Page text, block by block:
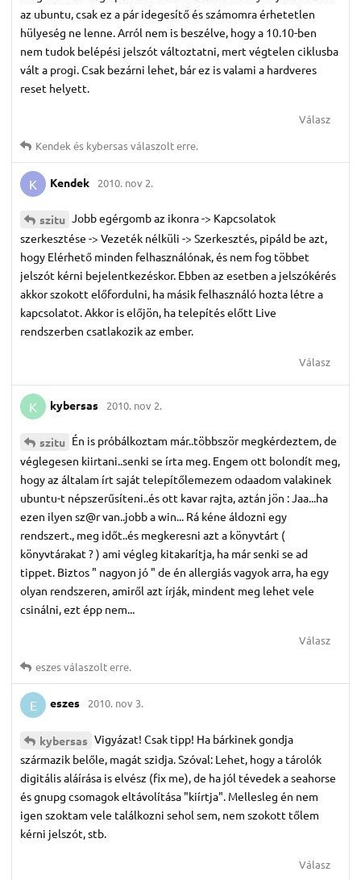
az ubuntu, csak ez a pár idegesítő és számomra érhetetlen
hülyeség ne lenne. Arról nem is beszélve, hogy a 10.10-ben
nem tudok belépési jelszót változtatni, mert végtelen ciklusba
vált a progi. Csak bezárni lehet, bár ez is valami a hardveres
reset helyett.
Válasz
Kendek és kybersasválaszolt erre.
K Kendek 2010. nov 2.
szitu Jobb egérgomb az ikonra -> Kapcsolatok
szerkesztése -> Vezeték nélküli -> Szerkesztés, pipáld be azt,
hogy Elérhető minden felhasználónak, és nem fog többet
jelszót kérni bejelentkezéskor. Ebben az esetben a jelszókérés
akkor szokott előfordulni, ha másik felhasználó hozta létre a
kapcsolatot. Akkor is előjön, ha telepítés előtt Live
rendszerben csatlakozik az ember.
Válasz
K kybersas 2010. nov 2.
szitu Én is próbálkoztam már..többször megkérdeztem, de
véglegesen kiirtani..senki se írta meg. Engem ott bolondít meg,
hogy az általam írt saját telepítőlemezem odaadom valakinek
ubuntu-t népszerűsíteni..és ott kavar rajta, aztán jön : Jaa...ha
ezen ilyen sz@r van..jobb a win... Rá kéne áldozni egy
rendszert., meg időt..és megkeresni azt a könyvtárt (
könyvtárakat ? ) ami végleg kitakarítja, ha már senki se ad
tippet. Biztos " nagyon jó " de én allergiás vagyok arra, ha egy
olyan rendszeren, amiről azt írják, mindent meg lehet vele
csinálni, ezt épp nem...
Válasz
eszesválaszolt erre.
E eszes 2010. nov 3.
kybersas Vigyázat! Csak tipp! Ha bárkinek gondja
származik belőle, magát szidja. Szóval: Lehet, hogy a tárolók
digitális aláírása is elvész (fix me), de ha jól tévedek a seahorse
és gnupg csomagok eltávolítása "kiírtja". Mellesleg én nem
igen szoktam vele találkozni sehol sem, nem szokott tőlem
kérni jelszót, stb.
Válasz